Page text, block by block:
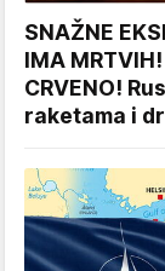
SNAŽNE
IMA
CRVENO!
raketama i